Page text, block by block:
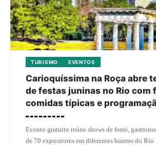
TURISMO EVENTOS
Carioquíssima na Roça abre
de festas juninas no Rio com
comidas típicas e
Evento gratuito reúne shows de forró,
de 70 expositores em diferentes bairros do Rio